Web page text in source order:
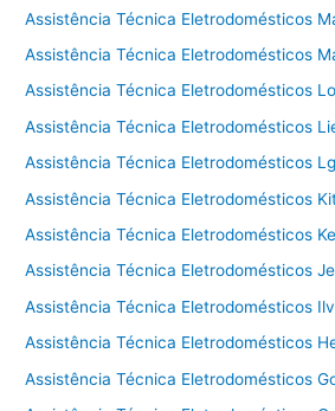
Assistência Técnica Eletrodomésticos
Assistência Técnica Eletrodomésticos
Assistência Técnica Eletrodomésticos
Assistência Técnica Eletrodomésticos
Assistência Técnica Eletrodomésticos
Assistência Técnica Eletrodomésticos
Assistência Técnica Eletrodomésticos
Assistência Técnica Eletrodomésticos
Assistência Técnica Eletrodomésticos
Assistência Técnica Eletrodomésticos
Assistência Técnica Eletrodomésticos